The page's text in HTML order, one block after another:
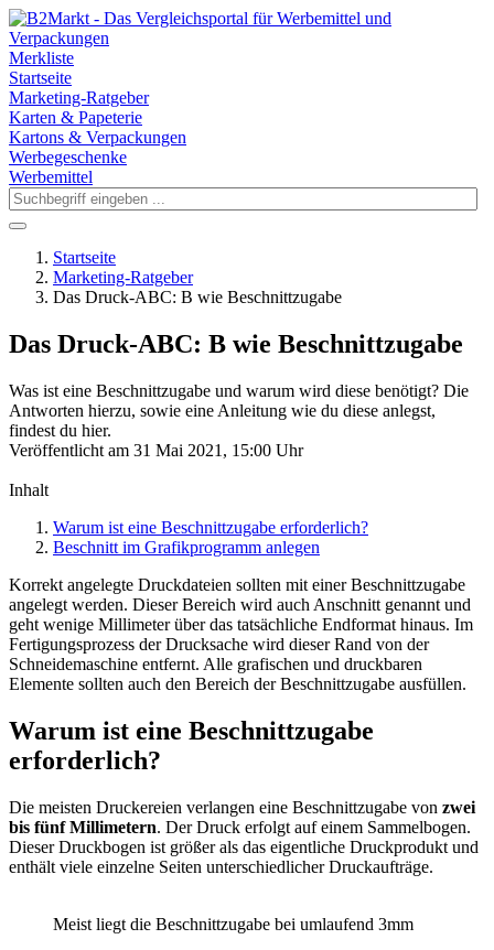
Merkliste
Startseite
Marketing-Ratgeber
Karten & Papeterie
Kartons & Verpackungen
Werbegeschenke
Werbemittel
Startseite
Marketing-Ratgeber
Das Druck-ABC: B wie Beschnittzugabe
Das Druck-ABC: B wie Beschnittzugabe
Was ist eine Beschnittzugabe und warum wird diese benötigt? Die
Antworten hierzu, sowie eine Anleitung wie du diese anlegst,
findest du hier.
Veröffentlicht am 31 Mai 2021, 15:00 Uhr
Inhalt
Warum ist eine Beschnittzugabe erforderlich?
Beschnitt im Grafikprogramm anlegen
Korrekt angelegte Druckdateien sollten mit einer Beschnittzugabe
angelegt werden. Dieser Bereich wird auch Anschnitt genannt und
geht wenige Millimeter über das tatsächliche Endformat hinaus. Im
Fertigungsprozess der Drucksache wird dieser Rand von der
Schneidemaschine entfernt. Alle grafischen und druckbaren
Elemente sollten auch den Bereich der Beschnittzugabe ausfüllen.
Warum ist eine Beschnittzugabe
erforderlich?
Die meisten Druckereien verlangen eine Beschnittzugabe von zwei
bis fünf Millimetern. Der Druck erfolgt auf einem Sammelbogen.
Dieser Druckbogen ist größer als das eigentliche Druckprodukt und
enthält viele einzelne Seiten unterschiedlicher Druckaufträge.
Meist liegt die Beschnittzugabe bei umlaufend 3mm